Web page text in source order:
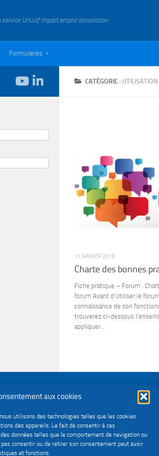
aux cookies
utilisons des technologies telles que les cookies
des appareils. Le fait de consentir à ces
données telles que le comportement de navigation ou
consentir ou de retirer son consentement peut avoir
et fonctions.
service Urssaf Impact emploi association
Formulaires
CATÉGORIE :
11 JANVIER 2019
Charte des bonnes
Fiche pratique – Forum :
forum Avant d’utiliser le
connaissance de son
trouverez ci-dessous
appliquer...
Hueman